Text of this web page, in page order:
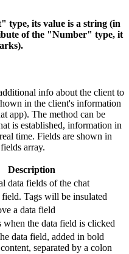
type, its value is a string (in
of the "Number" type, it
info about the client to
in the client's information
app). The method can be
is established, information in
time. Fields are shown in
array.
Description
data fields of the chat
Tags will be insulated
a data field
when the data field is clicked
data field, added in bold
separated by a colon